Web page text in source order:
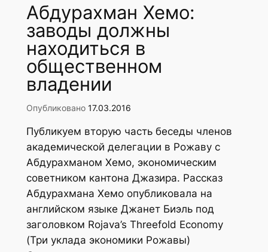
Абдурахман Хемо:
заводы должны
находиться в
общественном
владении
Опубликовано 17.03.2016
Публикуем вторую часть беседы членов
академической делегации в Рожаву с
Абдурахманом Хемо, экономическим
советником кантона Джазира. Рассказ
Абдурахмана Хемо опубликовала на
английском языке Джанет Биэль под
заголовком Rojava’s Threefold Economy
(Три уклада экономики Рожавы)